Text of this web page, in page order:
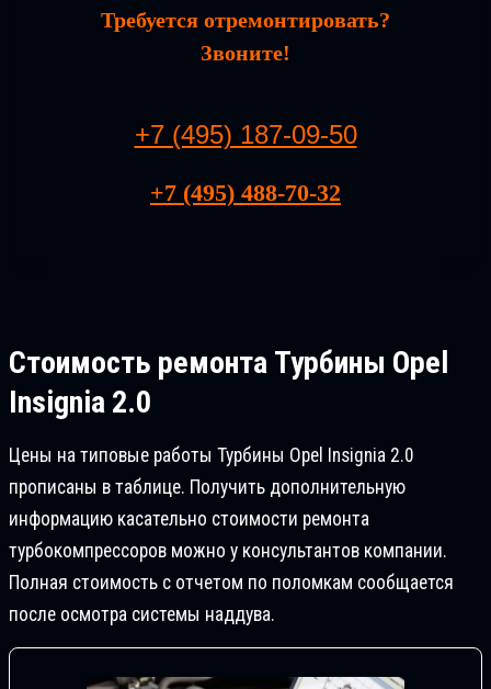
Требуется отремонтировать?
Звоните!
+7 (495) 187-09-50
+7 (495) 488-70-32
Стоимость ремонта Турбины Opel
Insignia 2.0
Цены на типовые работы Турбины Opel Insignia 2.0
прописаны в таблице. Получить дополнительную
информацию касательно стоимости ремонта
турбокомпрессоров можно у консультантов компании.
Полная стоимость с отчетом по поломкам сообщается
после осмотра системы наддува.